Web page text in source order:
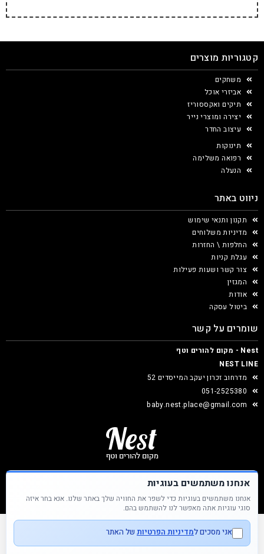
קטגוריות מוצרים
משחקים
אביזרי אוכל
תיקים ואקססוריז
יצירה ומוצרי נייר
עיצוב החדר
תינוקות
רפואה משלימה
הנעלה
ניווט באתר
תקנון ותנאי שימוש
מדיניות משלוחים
החלפות \ החזרות
עגלת קניות
צור קשר ושעות פעילות
המגזין
אודות
ביטול עסקה
שומרים על קשר
Nest - מקום להורים וטף
NEST LINE
מדרחוב זכרון יעקב המייסדים 52
051-2525380
baby.nest.place@gmail.com
Nest &copy כל הזכויות שמורות
אנחנו משתמשים בעוגיות
אנחנו משתמשים בעוגיות כדי לשפר את החוויה שלך באתר שלנו. אנא בחר איזה
סוגי עוגיות אתה מאפשר לנו להשתמש בהם.
אני מסכים למדיניות הפרטיות של האתר